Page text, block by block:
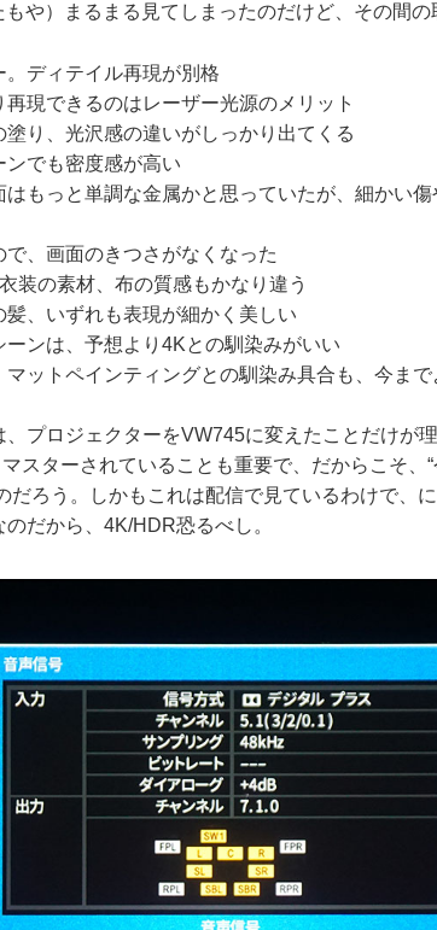
や）まるまる見てしまったのだけど、その間の
。ディテイル再現が別格
再現できるのはレーザー光源のメリット
塗り、光沢感の違いがしっかり出てくる
ンでも密度感が高い
はもっと単調な金属かと思っていたが、細かい
で、画面のきつさがなくなった
装の素材、布の質感もかなり違う
髪、いずれも表現が細かく美しい
ーンは、予想より4Kとの馴染みがいい
マットペインティングとの馴染み具合も、今ま
プロジェクターをVW745に変えたことだけが
スターされていることも重要で、だからこそ、
だろう。しかもこれは配信で見ているわけで、
だから、4K/HDR恐るべし。